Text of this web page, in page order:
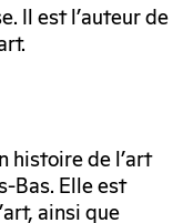
Il est l’auteur de
histoire de l’art
Bas. Elle est
ainsi que